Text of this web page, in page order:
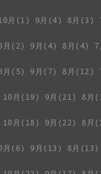
月(1) 9月(4) 8月(3)
月(2) 9月(4) 8月(4)
月(5) 9月(7) 8月(12)
10月(19) 9月(21) 8月
10月(18) 9月(22) 8月
月(6) 9月(13) 8月(13)